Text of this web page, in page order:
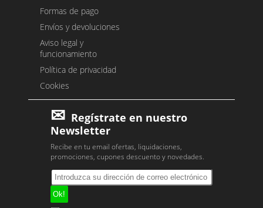
Formas de pago
Envíos y devoluciones
Aviso legal y
funcionamiento
Política de privacidad
Cookies
Regístrate en nuestro
Newsletter
Recibe en tu email ofertas, liquidaciones,
promociones, cupones descuento y novedades.